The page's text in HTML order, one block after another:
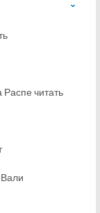
читать